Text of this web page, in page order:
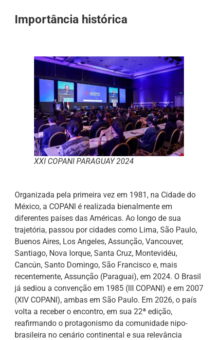
Importância histórica
XXI COPANI PARAGUAY 2024
Organizada pela primeira vez em 1981, na Cidade do
México, a COPANI é realizada bienalmente em
diferentes países das Américas. Ao longo de sua
trajetória, passou por cidades como Lima, São Paulo,
Buenos Aires, Los Angeles, Assunção, Vancouver,
Santiago, Nova Iorque, Santa Cruz, Montevidéu,
Cancún, Santo Domingo, São Francisco e, mais
recentemente, Assunção (Paraguai), em 2024. O Brasil
já sediou a convenção em 1985 (III COPANI) e em 2007
(XIV COPANI), ambas em São Paulo. Em 2026, o país
volta a receber o encontro, em sua 22ª edição,
reafirmando o protagonismo da comunidade nipo-
brasileira no cenário continental e sua relevância